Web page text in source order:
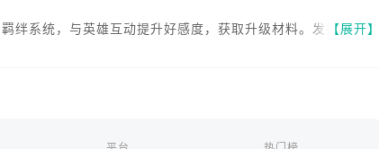
绊系统，与英雄互动提升好感度，获取升级材料。发掘每个角
【展开】